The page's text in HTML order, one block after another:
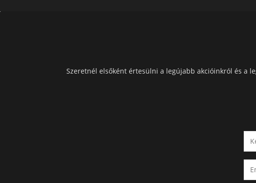
Szeretnél elsőként értesülni a legújabb akcióinkról és a